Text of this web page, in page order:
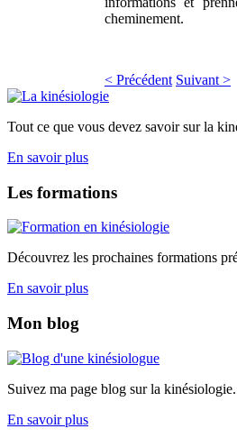
cheminement.
< Précédent Suivant >
Tout ce que vous devez savoir sur la
En savoir plus
Les formations
Découvrez les prochaines formations
En savoir plus
Mon blog
Suivez ma page blog sur la
En savoir plus